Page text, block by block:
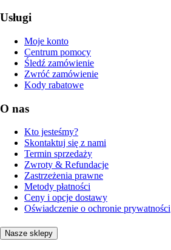
Usługi
Moje konto
Centrum pomocy
Śledź zamówienie
Zwróć zamówienie
Kody rabatowe
O nas
Kto jesteśmy?
Skontaktuj się z nami
Termin sprzedaży
Zwroty & Refundacje
Zastrzeżenia prawne
Metody płatności
Ceny i opcje dostawy
Oświadczenie o ochronie prywatności
Nasze sklepy